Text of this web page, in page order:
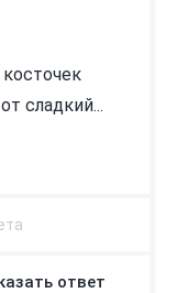
сладкий...
ответ